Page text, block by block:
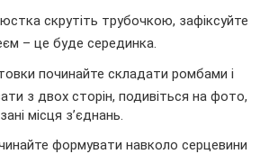
скрутіть трубочкою, зафіксуйте
– це буде серединка.
починайте складати ромбами і
з двох сторін, подивіться на фото,
місця з’єднань.
формувати навколо серцевини